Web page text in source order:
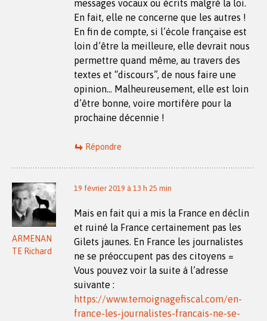
messages vocaux ou écrits malgré la loi.
En fait, elle ne concerne que les autres !
En fin de compte, si l’école française est
loin d’être la meilleure, elle devrait nous
permettre quand même, au travers des
textes et “discours”, de nous faire une
opinion… Malheureusement, elle est loin
d’être bonne, voire mortifère pour la
prochaine décennie !
Répondre
ARMENAN
TE Richard
19 février 2019 à 13 h 25 min
Mais en fait qui a mis la France en déclin
et ruiné la France certainement pas les
Gilets jaunes. En France les journalistes
ne se préoccupent pas des citoyens =
Vous pouvez voir la suite à l’adresse
suivante :
https://www.temoignagefiscal.com/en-
france-les-journalistes-francais-ne-se-